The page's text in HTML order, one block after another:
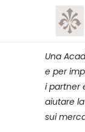
Una
e per
i partner
aiutare la
sui